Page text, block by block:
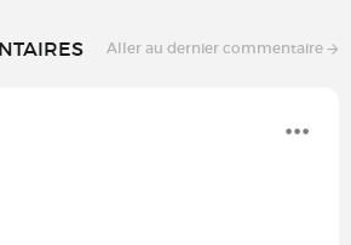
Aller au dernier commentaire